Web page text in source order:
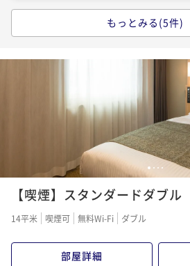
スタンダードプラン
ポイント即利
【早割28／朝食付き】●早期予約
7日前から返金不可
朝食付き 事前決済可
IN 15:00 - 24:00
もっとみる(5件)
1 2 3 4
【喫煙】スタンダードダブル
14平米 喫煙可 無料Wi-Fi ダブル
部屋詳細